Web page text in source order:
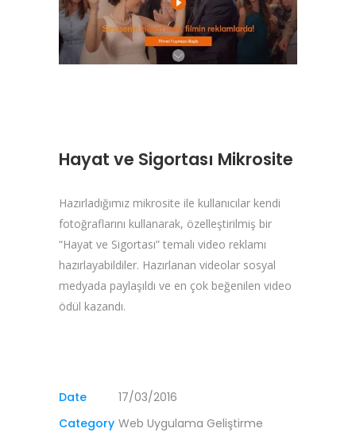
Hayat ve Sigortası Mikrosite
Hazırladığımız mikrosite ile kullanıcılar kendi
fotoğraflarını kullanarak, özelleştirilmiş bir
“Hayat ve Sigortası” temalı video reklamı
hazırlayabildiler. Hazırlanan videolar sosyal
medyada paylaşıldı ve en çok beğenilen video
ödül kazandı.
Date
17/03/2016
Category Web Uygulama Geliştirme